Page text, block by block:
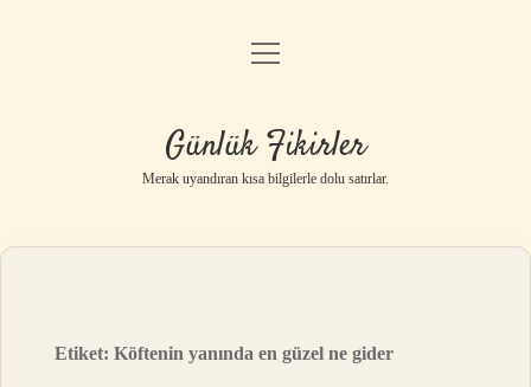
Anasayfa
Yasal Uyarı
menüyü
Günlük Fikirler
Merak uyandıran kısa bilgilerle dolu satırlar.
Etiket:Köftenin yanında en güzel ne gider